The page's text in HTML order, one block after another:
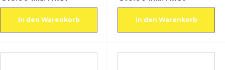
In den Warenkorb In den Warenkorb